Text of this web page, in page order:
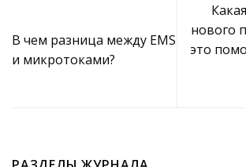
В чем разница между EMS
и микротоками?
нового
это